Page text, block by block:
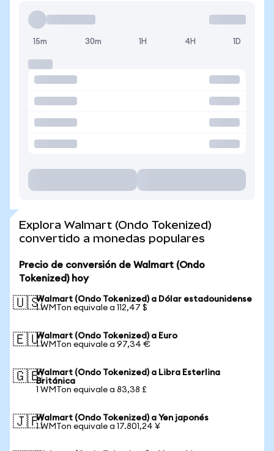
15m 30m 1H 4H 1D
Explora Walmart (Ondo Tokenized)
convertido a monedas populares
Precio de conversión de Walmart (Ondo
Tokenized) hoy
🇺🇸Walmart (Ondo Tokenized) a Dólar estadounidense
1 WMTon equivale a 112,47 $
🇪🇺Walmart (Ondo Tokenized) a Euro
1 WMTon equivale a 97,34 €
🇬🇧Walmart (Ondo Tokenized) a Libra Esterlina
Británica
1 WMTon equivale a 83,38 £
🇯🇵Walmart (Ondo Tokenized) a Yen japonés
1 WMTon equivale a 17.801,24 ¥